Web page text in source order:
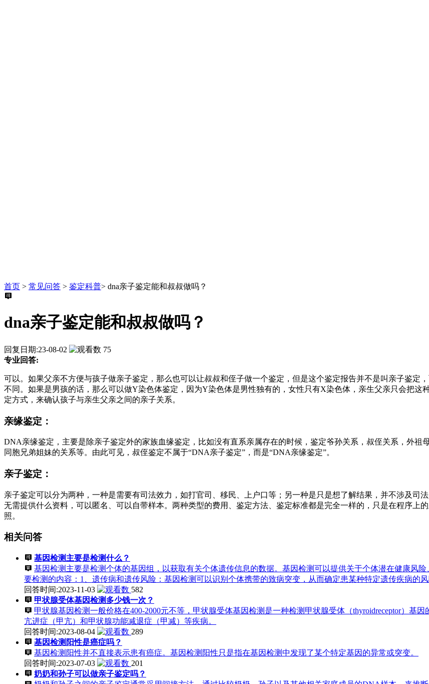
首页 > 常见问答 > 鉴定科普> dna亲子鉴定能和叔叔做吗？
dna亲子鉴定能和叔叔做吗？
回复日期:23-08-02
75
专业回答:
可以。如果父亲不方便与孩子做亲子鉴定，那么也可以让叔叔和侄子做一个鉴定，但是这个鉴定报告并不是叫亲子鉴定
不同。如果是男孩的话，那么可以做Y染色体鉴定，因为Y染色体是男性独有的，女性只有X染色体，亲生父亲只会把这
定方式，来确认孩子与亲生父亲之间的亲子关系。
亲缘鉴定：
DNA亲缘鉴定，主要是除亲子鉴定外的家族血缘鉴定，比如没有直系亲属存在的时候，鉴定爷孙关系，叔侄关系，外祖
同胞兄弟姐妹的关系等。由此可见，叔侄鉴定不属于“DNA亲子鉴定”，而是“DNA亲缘鉴定”。
亲子鉴定：
亲子鉴定可以分为两种，一种是需要有司法效力，如打官司、移民、上户口等；另一种是只是想了解结果，并不涉及司
无需提供什么资料，可以匿名、可以自带样本。两种类型的费用、鉴定方法、鉴定标准都是完全一样的，只是在程序上
照。
相关问答
基因检测主要是检测什么？
基因检测主要是检测个体的基因组，以获取有关个体遗传信息的数据。基因检测可以提供关于个体潜在健康风
要检测的内容：1、遗传病和遗传风险：基因检测可以识别个体携带的致病突变，从而确定患某种特定遗传疾病的
回答时间:2023-11-03
582
甲状腺受体基因检测多少钱一次？
甲状腺基因检测一般价格在400-2000元不等，甲状腺受体基因检测是一种检测甲状腺受体（thyroidreceptor）基
亢进症（甲亢）和甲状腺功能减退症（甲减）等疾病。
回答时间:2023-08-04
289
基因检测阳性是癌症吗？
基因检测阳性并不直接表示患有癌症。基因检测阳性只是指在基因检测中发现了某个特定基因的异常或突变。
回答时间:2023-07-03
201
奶奶和孙子可以做亲子鉴定吗？